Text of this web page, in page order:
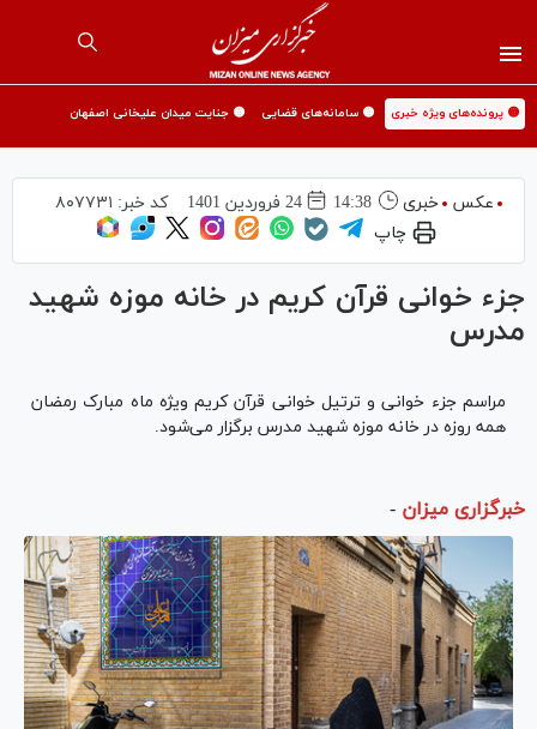
🟡 پرونده‌های ویژه خبری 🟡 سامانه‌های قضایی 🟡 جنایت میدان علیخانی اصفهان
عکس خبری 14:38 24 فروردين 1401 کد خبر: ۸۰۷۷۳۱
چاپ
جزء خوانی قرآن کریم در خانه موزه شهید
مدرس
مراسم جزء خوانی و ترتیل خوانی قرآن کریم ویژه ماه مبارک رمضان
همه روزه در خانه موزه شهید مدرس برگزار می‌شود.
خبرگزاری میزان -